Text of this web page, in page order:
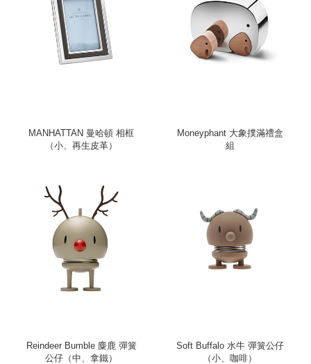
MANHATTAN 曼哈頓 相框
（小、再生皮革）
Moneyphant 大象撲滿禮盒
組
Reindeer Bumble 麋鹿 彈簧
公仔（中、拿鐵）
Soft Buffalo 水牛 彈簧公仔
（小、咖啡）